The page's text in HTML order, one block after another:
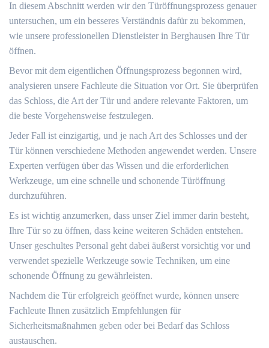
In diesem Abschnitt werden wir den Türöffnungsprozess genauer
untersuchen, um ein besseres Verständnis dafür zu bekommen,
wie unsere professionellen Dienstleister in Berghausen Ihre Tür
öffnen.​
Bevor mit dem eigentlichen Öffnungsprozess begonnen wird,
analysieren unsere Fachleute die Situation vor Ort.​ Sie überprüfen
das Schloss, die Art der Tür und andere relevante Faktoren, um
die beste Vorgehensweise festzulegen.​
Jeder Fall ist einzigartig, und je nach Art des Schlosses und der
Tür können verschiedene Methoden angewendet werden.​ Unsere
Experten verfügen über das Wissen und die erforderlichen
Werkzeuge, um eine schnelle und schonende Türöffnung
durchzuführen.​
Es ist wichtig anzumerken, dass unser Ziel immer darin besteht,
Ihre Tür so zu öffnen, dass keine weiteren Schäden entstehen.​
Unser geschultes Personal geht dabei äußerst vorsichtig vor und
verwendet spezielle Werkzeuge sowie Techniken, um eine
schonende Öffnung zu gewährleisten.​
Nachdem die Tür erfolgreich geöffnet wurde, können unsere
Fachleute Ihnen zusätzlich Empfehlungen für
Sicherheitsmaßnahmen geben oder bei Bedarf das Schloss
austauschen.​